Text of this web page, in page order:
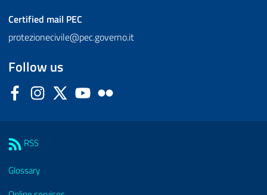
Certified mail PEC
protezionecivile@pec.governo.it
Follow us
FacebookInstagram
Twitter YouTube
RSS
Glossary